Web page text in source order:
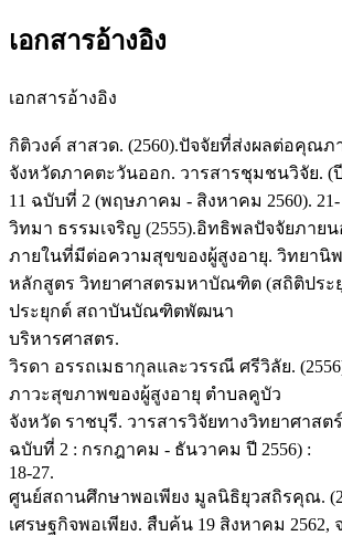
เอกสารอ้างอิง
เอกสารอ้างอิง
กิติวงค์ สาสวด. (2560).ปัจจัยที่ส่งผลต่อคุณ
จังหวัดภาคตะวันออก. วารสารชุมชนวิจัย. (
11 ฉบับที่ 2 (พฤษภาคม - สิงหาคม 2560). 21-
วิทมา ธรรมเจริญ (2555).อิทธิพลปัจจัยภาย
ภายในที่มีต่อความสุขของผู้สูงอายุ. วิทยานิ
หลักสูตร วิทยาศาสตรมหาบัณฑิต (สถิติประ
ประยุกต์ สถาบันบัณฑิตพัฒนา
บริหารศาสตร.
วิรดา อรรถเมธากุลและวรรณี ศรีวิลัย.
ภาวะสุขภาพของผู้สูงอายุ ตำบลคูบัว
จังหวัด ราชบุรี. วารสารวิจัยทางวิทยาศาสต
ฉบับที่ 2 : กรกฎาคม - ธันวาคม ปี 2556) :
18-27.
ศูนย์สถานศึกษาพอเพียง มูลนิธิยุวสถิรคุณ.
เศรษฐกิจพอเพียง. สืบค้น 19 สิงหาคม 2562,